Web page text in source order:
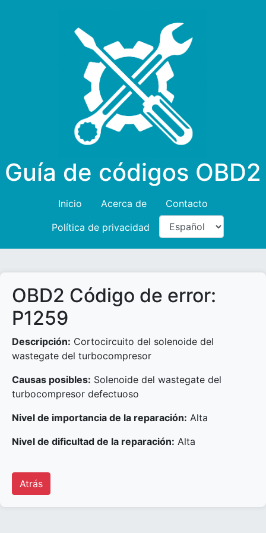
Guía de códigos OBD2
Inicio Acerca de
Contacto
Política de privacidad
OBD2 Código de error:
P1259
Descripción: Cortocircuito del solenoide del
wastegate del turbocompresor
Causas posibles: Solenoide del wastegate del
turbocompresor defectuoso
Nivel de importancia de la reparación: Alta
Nivel de dificultad de la reparación: Alta
Atrás